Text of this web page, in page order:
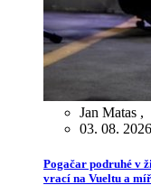
Jan Matas ,
03. 08. 2026
Pogačar podruhé v
vrací na Vueltu a